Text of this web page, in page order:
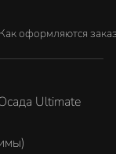
Как оформляются
Ultimate